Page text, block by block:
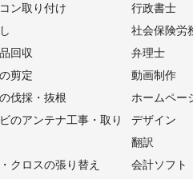
ン取り付け
回収
剪定
伐採・抜根
のアンテナ工事・取り
クロスの張り替え
行政書士
社会保険労
弁理士
動画制作
ホームペー
デザイン
翻訳
会計ソフト